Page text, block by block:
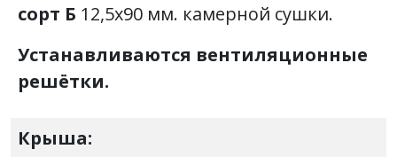
сорт Б 12,5х90 мм. камерной сушки.
Устанавливаются вентиляционные
решётки.
Крыша: